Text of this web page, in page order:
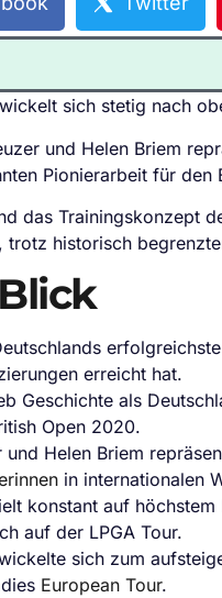
sich stetig nach
und Helen Briem
Pionierarbeit für den
das Trainingskonzept
trotz historisch
erreicht hat.
Geschichte als
Open 2020.
und Helen Briem
in internationalen
konstant auf
auf der LPGA Tour.
sich zum
European Tour.